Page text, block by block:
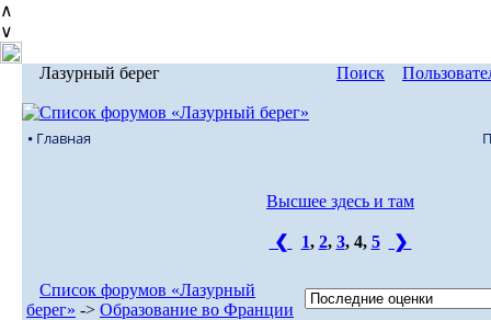
∧
∨
Лазурный берег Поиск
⦁ Главная
Высшее здесь и там
❮ 1, 2, 3, 4, 5 ❯
Список форумов «Лазурный
берег» -> Образование во Франции